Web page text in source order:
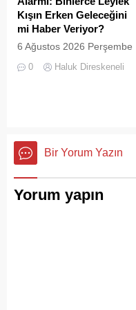
görüntüler, çevre sağlığı
açısından tehlike çanlarının
çaldığını gösteriyor. Çöpler
Konteynerlere Sığmıyor,...
Kışın Erken Geleceğini
mi Haber Veriyor?
6 Ağustos 2026 Perşembe
14:00 sularında Büyükada
0 Haluk Direskeneli
Bir Yorum Yazın
Yorum yapın